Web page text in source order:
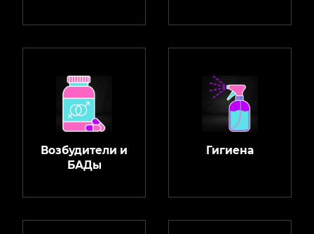
Возбудители и
БАДы
Гигиена